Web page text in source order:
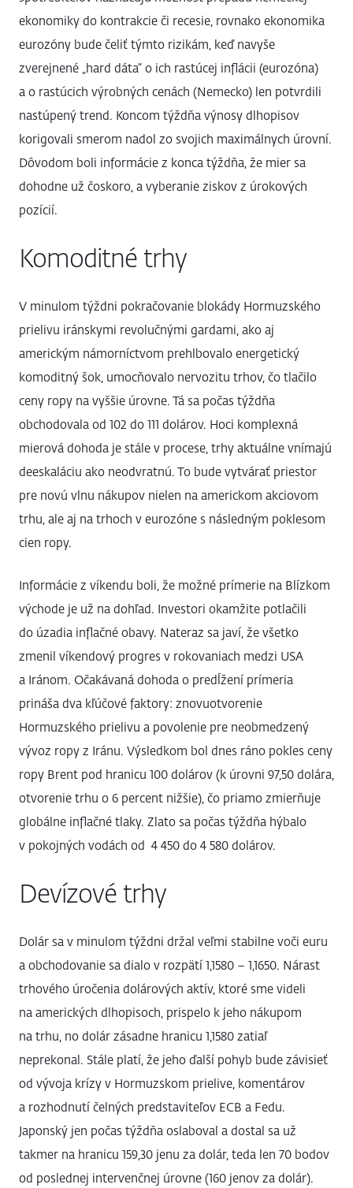
ekonomiky do kontrakcie či recesie, rovnako ekonomika
eurozóny bude čeliť týmto rizikám, keď navyše
zverejnené „hard dáta“ o ich rastúcej inflácii (eurozóna)
a o rastúcich výrobných cenách (Nemecko) len potvrdili
nastúpený trend. Koncom týždňa výnosy dlhopisov
korigovali smerom nadol zo svojich maximálnych úrovní.
Dôvodom boli informácie z konca týždňa, že mier sa
dohodne už čoskoro, a vyberanie ziskov z úrokových
pozícií.
Komoditné trhy
V minulom týždni pokračovanie blokády Hormuzského
prielivu iránskymi revolučnými gardami, ako aj
americkým námorníctvom prehlbovalo energetický
komoditný šok, umocňovalo nervozitu trhov, čo tlačilo
ceny ropy na vyššie úrovne. Tá sa počas týždňa
obchodovala od 102 do 111 dolárov. Hoci komplexná
mierová dohoda je stále v procese, trhy aktuálne vnímajú
deeskaláciu ako neodvratnú. To bude vytvárať priestor
pre novú vlnu nákupov nielen na americkom akciovom
trhu, ale aj na trhoch v eurozóne s následným poklesom
cien ropy.
Informácie z víkendu boli, že možné prímerie na Blízkom
východe je už na dohľad. Investori okamžite potlačili
do úzadia inflačné obavy. Nateraz sa javí, že všetko
zmenil víkendový progres v rokovaniach medzi USA
a Iránom. Očakávaná dohoda o predĺžení prímeria
prináša dva kľúčové faktory: znovuotvorenie
Hormuzského prielivu a povolenie pre neobmedzený
vývoz ropy z Iránu. Výsledkom bol dnes ráno pokles ceny
ropy Brent pod hranicu 100 dolárov (k úrovni 97,50 dolára,
otvorenie trhu o 6 percent nižšie), čo priamo zmierňuje
globálne inflačné tlaky. Zlato sa počas týždňa hýbalo
v pokojných vodách od 4 450 do 4 580 dolárov.
Devízové trhy
Dolár sa v minulom týždni držal veľmi stabilne voči euru
a obchodovanie sa dialo v rozpätí 1,1580 – 1,1650. Nárast
trhového úročenia dolárových aktív, ktoré sme videli
na amerických dlhopisoch, prispelo k jeho nákupom
na trhu, no dolár zásadne hranicu 1,1580 zatiaľ
neprekonal. Stále platí, že jeho ďalší pohyb bude závisieť
od vývoja krízy v Hormuzskom prielive, komentárov
a rozhodnutí čelných predstaviteľov ECB a Fedu.
Japonský jen počas týždňa oslaboval a dostal sa už
takmer na hranicu 159,30 jenu za dolár, teda len 70 bodov
od poslednej intervenčnej úrovne (160 jenov za dolár).